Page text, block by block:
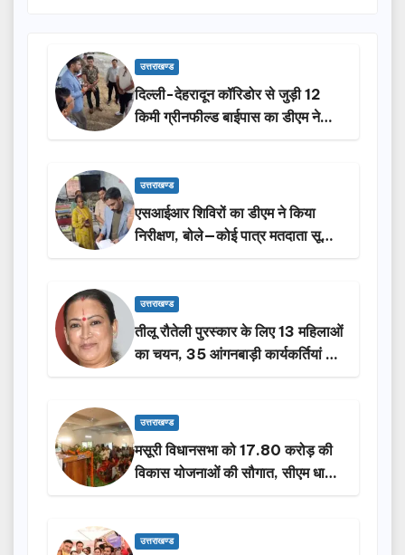
उत्तराखण्ड
दिल्ली-देहरादून कॉरिडोर से जुड़ी 12
किमी ग्रीनफील्ड बाईपास का डीएम ने
किया निरीक्षण…
उत्तराखण्ड
एसआईआर शिविरों का डीएम ने किया
निरीक्षण, बोले—कोई पात्र मतदाता सूची
से न छूटे…
उत्तराखण्ड
तीलू रौतेली पुरस्कार के लिए 13 महिलाओं
का चयन, 35 आंगनबाड़ी कार्यकर्तियां भी
होंगी सम्मानित…
उत्तराखण्ड
मसूरी विधानसभा को 17.80 करोड़ की
विकास योजनाओं की सौगात, सीएम धामी
ने किया लोकार्पण-शिलान्यास.
उत्तराखण्ड